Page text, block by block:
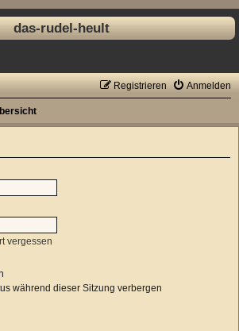
das-rudel-heult
Anmelden
Registrieren
vergessen
während dieser Sitzung verbergen